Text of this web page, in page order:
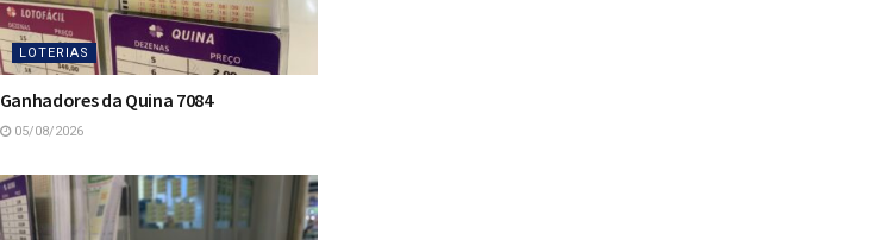
LOTERIAS
Ganhadores da Quina 7084
05/08/2026